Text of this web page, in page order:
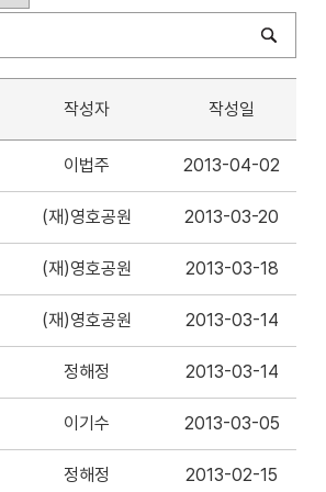
작성자 작성일
이법주 2013-04-02
(재)영호공원 2013-03-20
(재)영호공원 2013-03-18
(재)영호공원 2013-03-14
정해정 2013-03-14
이기수 2013-03-05
정해정 2013-02-15